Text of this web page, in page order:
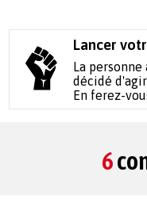
Lancer
La
décidé
En ferez-
6